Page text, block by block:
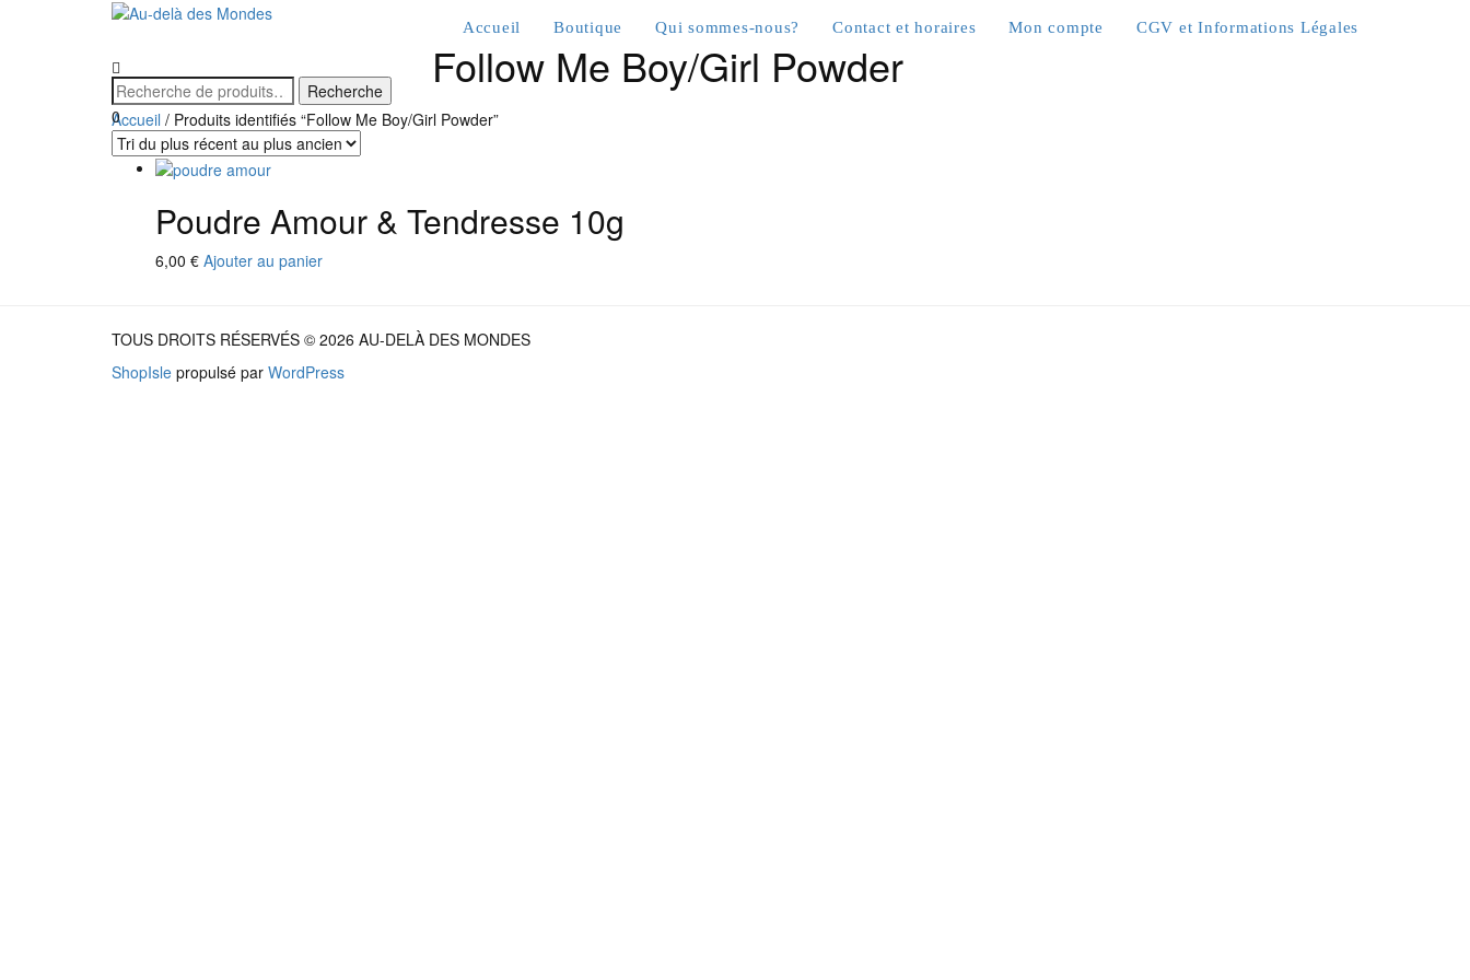
Accueil Boutique Qui sommes-nous? Contact et horaires Mon compte CGV et Informations Légales
0
Follow Me Boy/Girl Powder
Accueil / Produits identifiés “Follow Me Boy/Girl Powder”
Poudre Amour & Tendresse 10g
6,00 € Ajouter au panier
TOUS DROITS RÉSERVÉS © 2026 AU-DELÀ DES MONDES
ShopIsle propulsé par WordPress